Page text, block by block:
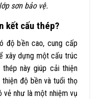
sơn bảo vệ.
kết cấu thép?
độ bền cao, cung cấp
xây dựng một cấu trúc
này giúp cải thiện
độ bền và tuổi thọ
như là một nhiệm vụ